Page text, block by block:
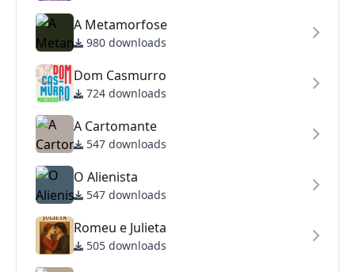
A Metamorfose
980 downloads
Dom Casmurro
724 downloads
A Cartomante
547 downloads
O Alienista
547 downloads
Romeu e Julieta
505 downloads